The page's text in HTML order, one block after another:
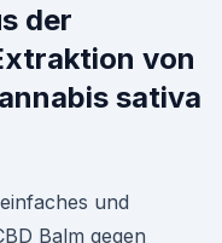
der
von
sativa
und
Balm gegen